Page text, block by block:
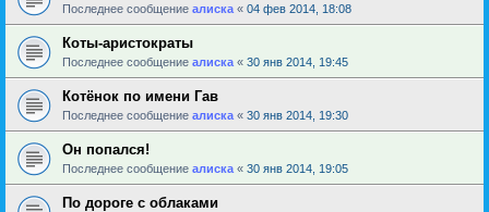
Последнее сообщение алиска « 04 фев 2014, 18:08
Коты-аристократы
Последнее сообщение алиска « 30 янв 2014, 19:45
Котёнок по имени Гав
Последнее сообщение алиска « 30 янв 2014, 19:30
Он попался!
Последнее сообщение алиска « 30 янв 2014, 19:05
По дороге с облаками